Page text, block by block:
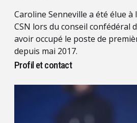
Caroline Senneville a été élue à
CSN lors du conseil confédéral
avoir occupé le poste de
depuis mai 2017.
Profil et contact